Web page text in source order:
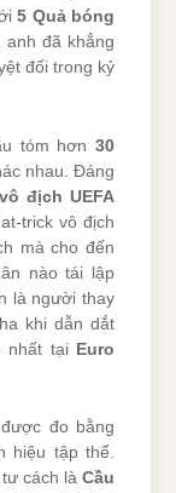
5 Quả bóng
anh đã khẳng
đối trong kỷ
tóm hơn 30
nhau. Đáng
địch UEFA
trick vô địch
mà cho đến
nào tái lập
là người thay
khi dẫn dắt
nhất tại Euro
đo bằng
hiệu tập thể.
cách là Cầu